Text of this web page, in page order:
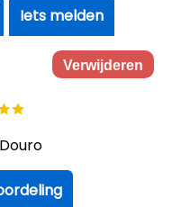
Iets melden
Verwijderen